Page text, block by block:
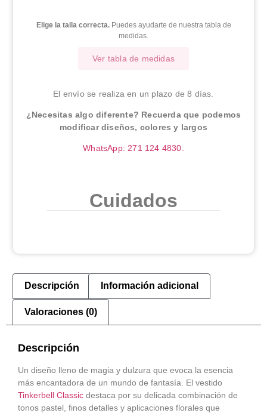
Elige la talla correcta.Puedes ayudarte de nuestra tabla de
medidas.
Ver tabla de medidas
El envío se realiza en un plazo de 8 días.
¿Necesitas algo diferente? Recuerda que podemos
modificar diseños, colores y largos
WhatsApp: 271 124 4830.
Cuidados
Descripción Información adicional
Valoraciones (0)
Descripción
Un diseño lleno de magia y dulzura que evoca la esencia
más encantadora de un mundo de fantasía. El vestido
Tinkerbell Classic destaca por su delicada combinación de
tonos pastel, finos detalles y aplicaciones florales que